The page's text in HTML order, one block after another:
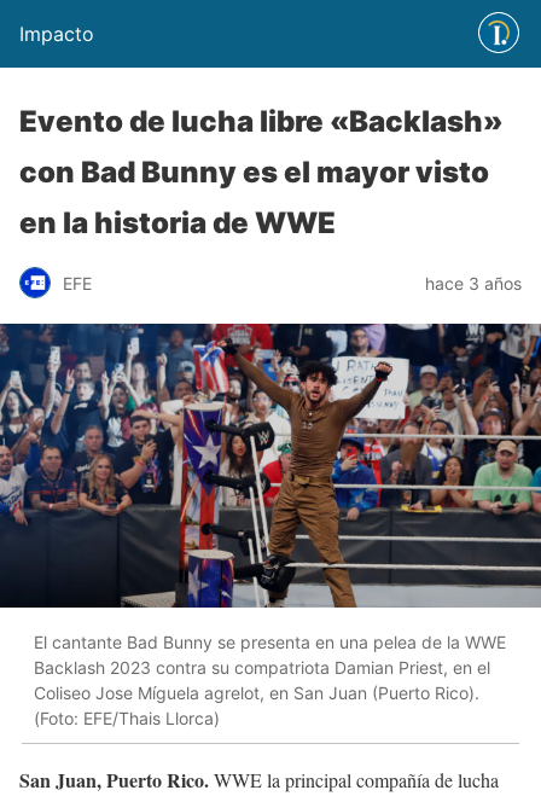
Impacto
Evento de lucha libre «Backlash»
con Bad Bunny es el mayor visto
en la historia de WWE
EFE hace 3 años
El cantante Bad Bunny se presenta en una pelea de la WWE
Backlash 2023 contra su compatriota Damian Priest, en el
Coliseo Jose Míguela agrelot, en San Juan (Puerto Rico).
(Foto: EFE/Thais Llorca)
San Juan, Puerto Rico.WWE la principal compañía de lucha